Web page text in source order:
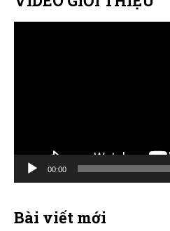
Sản Phẩm
00:00
Bài viết mới